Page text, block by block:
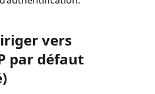
vers
par défaut